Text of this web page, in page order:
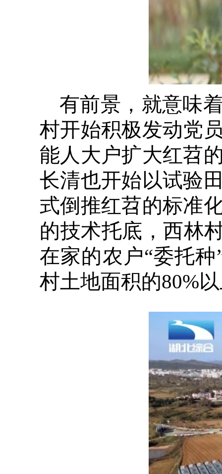
有前景，就意味
村开始积极发动党
能人大户扩大红苕
长清也开始以试验
式倒推红苕的标准
的技术托底，西林
在家的农户“委托
村土地面积的80%